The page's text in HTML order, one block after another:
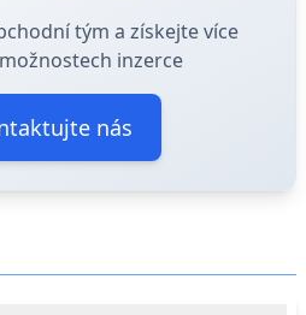
tým a získejte více
inzerce
nás